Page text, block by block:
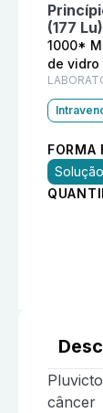
(177 Lu)
1000*
de vidro
FORMA
câncer